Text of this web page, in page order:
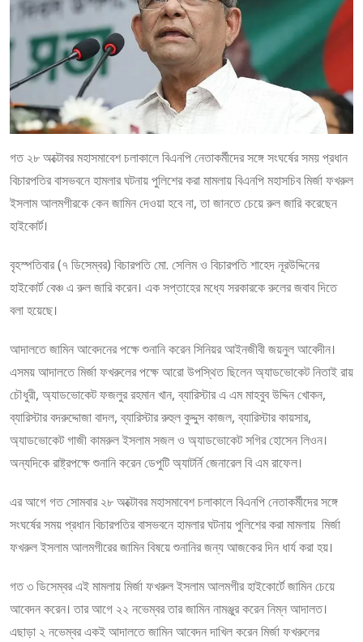
গত ২৮ অক্টোবর মহাসমাবেশ চলাকালে বিএনপি নেতাকর্মীদের সঙ্গে সংঘর্ষের সময় প্রধান
বিচারপতির বাসভবনে হামলার ঘটনায় পুলিশের করা মামলায় বিএনপি মহাসচিব মির্জা ফখরুল
ইসলাম আলমগীরকে কেন জামিন দেওয়া হবে না, তা জানতে চেয়ে রুল জারি করেছেন
হাইকোর্ট।
বৃহস্পতিবার (৭ ডিসেম্বর) বিচারপতি মো. সেলিম ও বিচারপতি শাহেদ নূরউদ্দিনের
হাইকোর্ট বেঞ্চ এ রুল জারি করেন। এক সপ্তাহের মধ্যে সরকারকে রুলের জবাব দিতে
বলা হয়েছে।
আদালতে জামিন আবেদনের পক্ষে শুনানি করেন সিনিয়র আইনজীবী জয়নুল আবেদীন।
এসময় আদালতে মির্জা ফখরুলের পক্ষে আরো উপস্থিত ছিলেন অ্যাডভোকেট নিতাই রায়
চৌধুরী, অ্যাডভোকেট ফজলুর রহমান খান, ব্যারিস্টার এ এম মাহবুব উদ্দিন খোকন,
ব্যারিস্টার বদরুদ্দোজা বাদল, ব্যারিস্টার রুহুল কুদ্দুস কাজল, ব্যারিস্টার কায়সার,
অ্যাডভোকেট গাজী কামরুল ইসলাম সজল ও অ্যাডভোকেট সগির হোসেন লিওন।
অন্যদিকে রাষ্ট্রপক্ষে শুনানি করেন ডেপুটি অ্যাটর্নি জেনারেল বি এম রাফেল।
এর আগে গত সোমবার ২৮ অক্টোবর মহাসমাবেশ চলাকালে বিএনপি নেতাকর্মীদের সঙ্গে
সংঘর্ষের সময় প্রধান বিচারপতির বাসভবনে হামলার ঘটনায় পুলিশের করা মামলায় মির্জা
ফখরুল ইসলাম আলমগীরের জামিন বিষয়ে শুনানির জন্য আজকের দিন ধার্য করা হয়।
গত ৩ ডিসেম্বর এই মামলায় মির্জা ফখরুল ইসলাম আলমগীর হাইকোর্টে জামিন চেয়ে
আবেদন করেন। তার আগে ২২ নভেম্বর তার জামিন নামঞ্জুর করেন নিম্ন আদালত।
এছাড়া ২ নভেম্বর একই আদালতে জামিন আবেদন দাখিল করেন মির্জা ফখরুলের